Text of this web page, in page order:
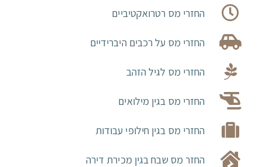
החזרי מס רטרואקטיביים
החזרי מס על רכבים היברידיים
החזרי מס לגיל הזהב
החזרי מס בגין מילואים
החזרי מס בגין חילופי עבודות
החזר מס שבח בגין מכירת דירה